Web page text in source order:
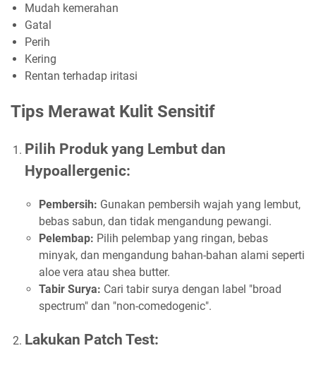
Mudah kemerahan
Gatal
Perih
Kering
Rentan terhadap iritasi
Tips Merawat Kulit Sensitif
Pilih Produk yang Lembut dan
Hypoallergenic:
Pembersih: Gunakan pembersih wajah yang lembut,
bebas sabun, dan tidak mengandung pewangi.
Pelembap: Pilih pelembap yang ringan, bebas
minyak, dan mengandung bahan-bahan alami seperti
aloe vera atau shea butter.
Tabir Surya: Cari tabir surya dengan label "broad
spectrum" dan "non-comedogenic".
Lakukan Patch Test: